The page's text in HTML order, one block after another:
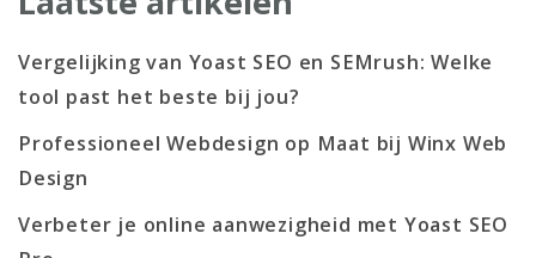
Vergelijking van Yoast SEO en SEMrush: Welke
tool past het beste bij jou?
Professioneel Webdesign op Maat bij Winx Web
Design
Verbeter je online aanwezigheid met Yoast SEO